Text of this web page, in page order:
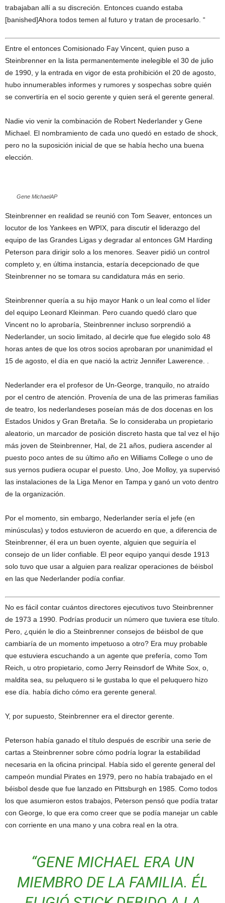
trabajaban allí a su discreción. Entonces cuando estaba
[banished]Ahora todos temen al futuro y tratan de procesarlo. “
Entre el entonces Comisionado Fay Vincent, quien puso a
Steinbrenner en la lista permanentemente inelegible el 30 de julio
de 1990, y la entrada en vigor de esta prohibición el 20 de agosto,
hubo innumerables informes y rumores y sospechas sobre quién
se convertiría en el socio gerente y quien será el gerente general.
Nadie vio venir la combinación de Robert Nederlander y Gene
Michael. El nombramiento de cada uno quedó en estado de shock,
pero no la suposición inicial de que se había hecho una buena
elección.
Gene MichaelAP
Steinbrenner en realidad se reunió con Tom Seaver, entonces un
locutor de los Yankees en WPIX, para discutir el liderazgo del
equipo de las Grandes Ligas y degradar al entonces GM Harding
Peterson para dirigir solo a los menores. Seaver pidió un control
completo y, en última instancia, estaría decepcionado de que
Steinbrenner no se tomara su candidatura más en serio.
Steinbrenner quería a su hijo mayor Hank o un leal como el líder
del equipo Leonard Kleinman. Pero cuando quedó claro que
Vincent no lo aprobaría, Steinbrenner incluso sorprendió a
Nederlander, un socio limitado, al decirle que fue elegido solo 48
horas antes de que los otros socios aprobaran por unanimidad el
15 de agosto, el día en que nació la actriz Jennifer Lawerence. .
Nederlander era el profesor de Un-George, tranquilo, no atraído
por el centro de atención. Provenía de una de las primeras familias
de teatro, los nederlandeses poseían más de dos docenas en los
Estados Unidos y Gran Bretaña. Se lo consideraba un propietario
aleatorio, un marcador de posición discreto hasta que tal vez el hijo
más joven de Steinbrenner, Hal, de 21 años, pudiera ascender al
puesto poco antes de su último año en Williams College o uno de
sus yernos pudiera ocupar el puesto. Uno, Joe Molloy, ya supervisó
las instalaciones de la Liga Menor en Tampa y ganó un voto dentro
de la organización.
Por el momento, sin embargo, Nederlander sería el jefe (en
minúsculas) y todos estuvieron de acuerdo en que, a diferencia de
Steinbrenner, él era un buen oyente, alguien que seguiría el
consejo de un líder confiable. El peor equipo yanqui desde 1913
solo tuvo que usar a alguien para realizar operaciones de béisbol
en las que Nederlander podía confiar.
No es fácil contar cuántos directores ejecutivos tuvo Steinbrenner
de 1973 a 1990. Podrías producir un número que tuviera ese título.
Pero, ¿quién le dio a Steinbrenner consejos de béisbol de que
cambiaría de un momento impetuoso a otro? Era muy probable
que estuviera escuchando a un agente que prefería, como Tom
Reich, u otro propietario, como Jerry Reinsdorf de White Sox, o,
maldita sea, su peluquero si le gustaba lo que el peluquero hizo
ese día. había dicho cómo era gerente general.
Y, por supuesto, Steinbrenner era el director gerente.
Peterson había ganado el título después de escribir una serie de
cartas a Steinbrenner sobre cómo podría lograr la estabilidad
necesaria en la oficina principal. Había sido el gerente general del
campeón mundial Pirates en 1979, pero no había trabajado en el
béisbol desde que fue lanzado en Pittsburgh en 1985. Como todos
los que asumieron estos trabajos, Peterson pensó que podía tratar
con George, lo que era como creer que se podía manejar un cable
con corriente en una mano y una cobra real en la otra.
“GENE MICHAEL ERA UN
MIEMBRO DE LA FAMILIA. ÉL